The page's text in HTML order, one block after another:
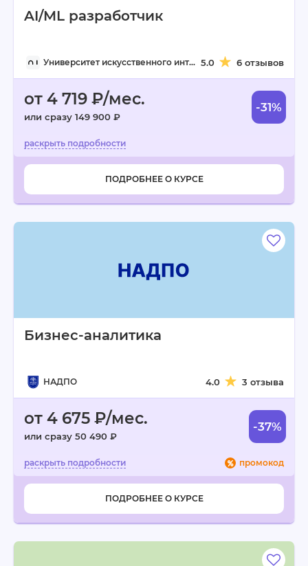
AI/ML разработчик
Университет искусственного интеллекта 5.0 6 отзывов
от 4 719 ₽/мес.
или сразу 149 900 ₽
-31%
ПОДРОБНЕЕ О КУРСЕ
Бизнес-аналитика
НАДПО 4.0 3 отзыва
от 4 675 ₽/мес.
или сразу 50 490 ₽
-37%
промокод
ПОДРОБНЕЕ О КУРСЕ